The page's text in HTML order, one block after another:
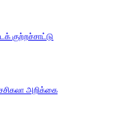
குற்றச்சாட்டு
அறிக்கை